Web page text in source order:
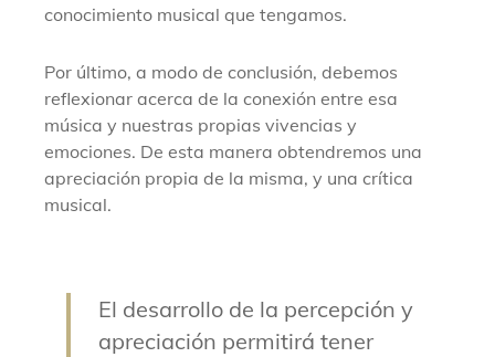
conocimiento musical que tengamos.
Por último, a modo de conclusión, debemos
reflexionar acerca de la conexión entre esa
música y nuestras propias vivencias y
emociones. De esta manera obtendremos una
apreciación propia de la misma, y una crítica
musical.
El desarrollo de la percepción y
apreciación permitirá tener